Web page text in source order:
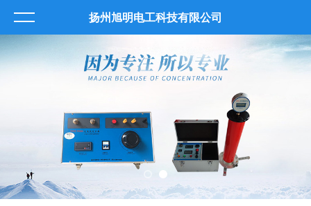
扬州旭明电工科技有限公司